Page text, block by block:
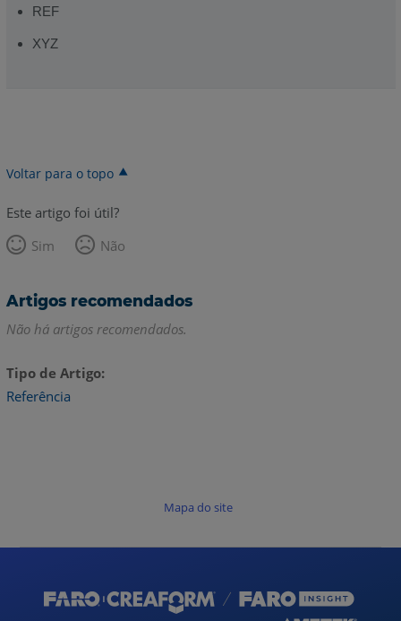
REF
XYZ
Voltar para o topo
Este artigo foi útil?
Sim
Não
Artigos recomendados
Não há artigos recomendados.
Tipo de Artigo
Referência
Mapa do site